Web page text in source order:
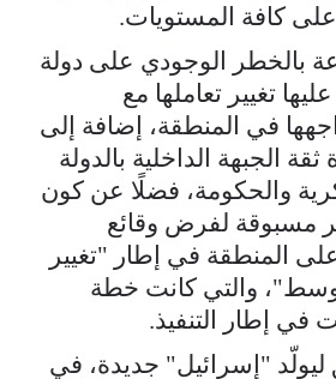
على كافة المستويات.
بالخطر الوجودي على دولة
تغيير تعاملها مع
في المنطقة، إضافة إلى
الجبهة الداخلية بالدولة
والحكومة، فضلًا عن كون
مسبوقة لفرض وقائع
المنطقة في إطار "تغيير
والتي كانت خطة
إطار التنفيذ.
"إسرائيل" جديدة، في